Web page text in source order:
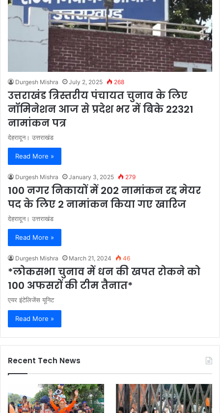
Durgesh Mishra July 2, 2025 268
उत्तराखंड त्रिस्तरीय पंचायत चुनाव के लिए
नॉमिनेशन आज से प्रदेश भर में बिके 22321
नामांकन पत्र
देहरादून। उत्तराखंड
Read More »
Durgesh Mishra January 3, 2025 279
100 नगर निकायों में 202 नामांकन रद्द मेयर
पद के लिए 2 नामांकन किया गए खारिज
देहरादून। उत्तराखंड
Read More »
Durgesh Mishra March 21, 2024 46
*लोकसभा चुनाव में धन की खपत रोकने को
100 अफसरों की टीम तैनात*
एयर इंटेलिजेंस यूनिट
Read More »
Recent Tech News